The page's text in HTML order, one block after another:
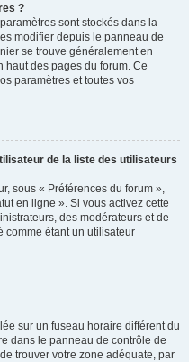
?
sont stockés dans la
modifier depuis le panneau de
se trouve généralement en
haut des pages du forum. Ce
paramètres et toutes vos
de la liste des utilisateurs
sous « Préférences du forum »,
en ligne ». Si vous activez cette
des modérateurs et de
comme étant un utilisateur
sur un fuseau horaire différent du
dans le panneau de contrôle de
trouver votre zone adéquate, par